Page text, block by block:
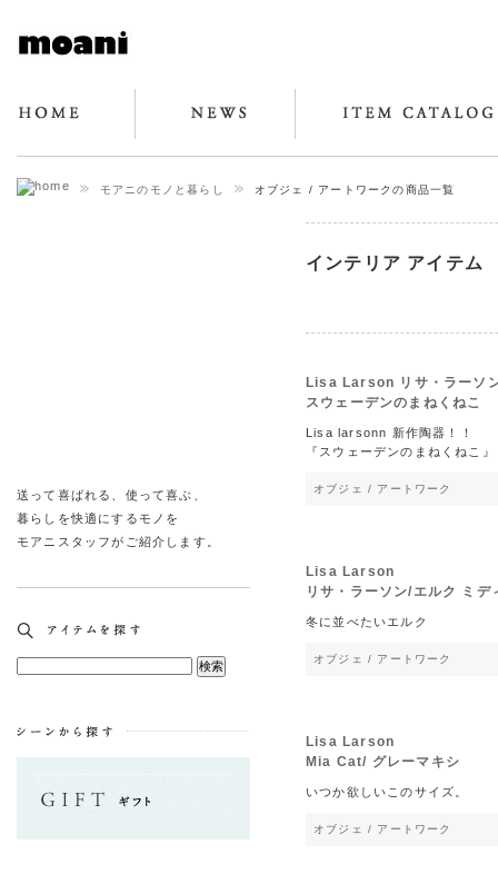
モアニのモノと暮らし オブジェ / アートワークの商品一覧
送って喜ばれる、使って喜ぶ、
暮らしを快適にするモノを
モアニスタッフがご紹介します。
インテリア アイテム
Lisa Larson リサ・ラーソ
スウェーデンのまねくねこ
Lisa larsonn 新作陶器！！
『スウェーデンのまねくねこ』
オブジェ / アートワーク
Lisa Larson
リサ・ラーソン/エルク ミデ
冬に並べたいエルク
オブジェ / アートワーク
Lisa Larson
Mia Cat/ グレーマキシ
いつか欲しいこのサイズ。
オブジェ / アートワーク